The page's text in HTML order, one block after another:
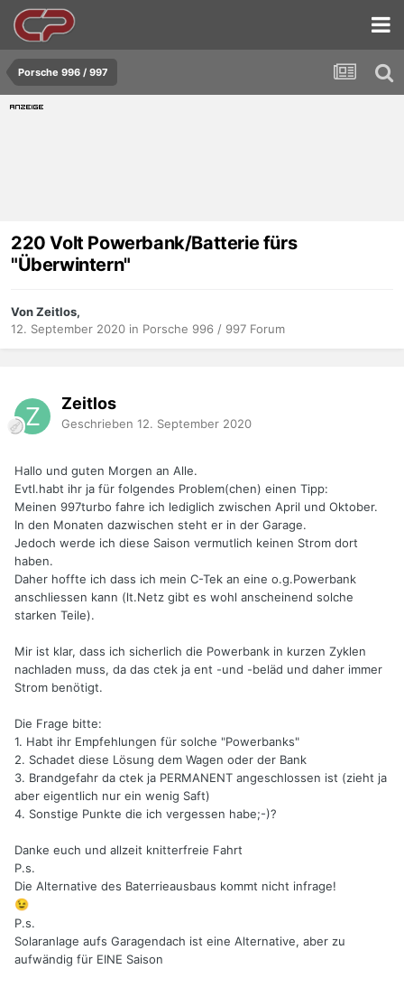
Porsche 996 / 997
220 Volt Powerbank/Batterie fürs
"Überwintern"
Von Zeitlos,
12. September 2020 in Porsche 996 / 997 Forum
Zeitlos
Geschrieben 12. September 2020
Hallo und guten Morgen an Alle.
Evtl.habt ihr ja für folgendes Problem(chen) einen Tipp:
Meinen 997turbo fahre ich lediglich zwischen April und Oktober.
In den Monaten dazwischen steht er in der Garage.
Jedoch werde ich diese Saison vermutlich keinen Strom dort
haben.
Daher hoffte ich dass ich mein C-Tek an eine o.g.Powerbank
anschliessen kann (lt.Netz gibt es wohl anscheinend solche
starken Teile).
Mir ist klar, dass ich sicherlich die Powerbank in kurzen Zyklen
nachladen muss, da das ctek ja ent -und -beläd und daher immer
Strom benötigt.
Die Frage bitte:
1. Habt ihr Empfehlungen für solche "Powerbanks"
2. Schadet diese Lösung dem Wagen oder der Bank
3. Brandgefahr da ctek ja PERMANENT angeschlossen ist (zieht ja
aber eigentlich nur ein wenig Saft)
4. Sonstige Punkte die ich vergessen habe;-)?
Danke euch und allzeit knitterfreie Fahrt
P.s.
Die Alternative des Baterrieausbaus kommt nicht infrage!
😉
P.s.
Solaranlage aufs Garagendach ist eine Alternative, aber zu
aufwändig für EINE Saison